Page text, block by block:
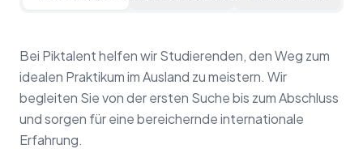
Bei Piktalent helfen wir Studierenden, den Weg zum
idealen Praktikum im Ausland zu meistern. Wir
begleiten Sie von der ersten Suche bis zum Abschluss
und sorgen für eine bereichernde internationale
Erfahrung.